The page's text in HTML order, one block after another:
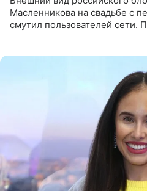
Масленникова на свадьбе с
смутил пользователей сети.